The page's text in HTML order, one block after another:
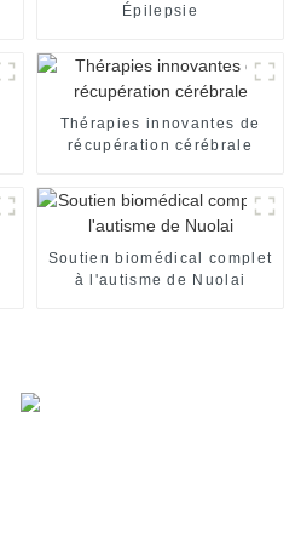
Épilepsie
Thérapies innovantes de
récupération cérébrale
Soutien biomédical complet
à l'autisme de Nuolai